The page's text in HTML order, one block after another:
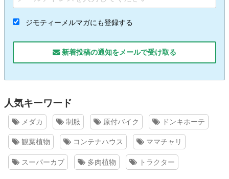
ジモティーメルマガにも登録する
新着投稿の通知をメールで受け取る
人気キーワード
メダカ 制服 原付バイク ドンキホーテ
観葉植物 コンテナハウス ママチャリ
スーパーカブ 多肉植物 トラクター